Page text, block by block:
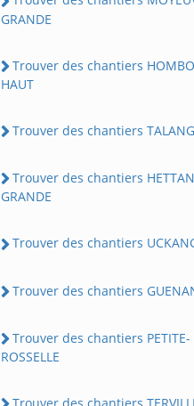
GRANDE
Trouver des chantiers
HAUT
Trouver des chantiers
Trouver des chantiers
GRANDE
Trouver des chantiers
Trouver des chantiers
Trouver des chantiers PETITE-
ROSSELLE